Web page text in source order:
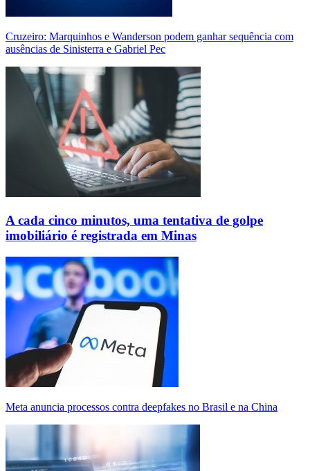
Cruzeiro: Marquinhos e Wanderson podem ganhar sequência com
ausências de Sinisterra e Gabriel Pec
A cada cinco minutos, uma tentativa de golpe
imobiliário é registrada em Minas
Meta anuncia processos contra deepfakes no Brasil e na China